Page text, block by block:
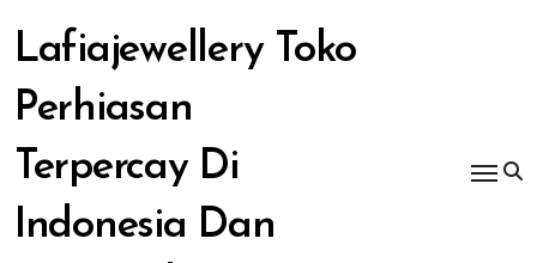
content
Lafiajewellery Toko
Perhiasan
Terpercay Di
Indonesia Dan